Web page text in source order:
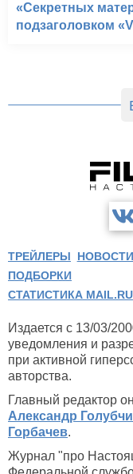
«Секретных
подзаголовком
ТРЕЙЛЕРЫ НОВОСТИ
ПОДБОРКИ
СТАТИСТИКА MAIL.RU
Издается с 13/03/
уведомления и
при активной
авторства.
Главный редактор
Александр
Горбачев.
Журнал "про